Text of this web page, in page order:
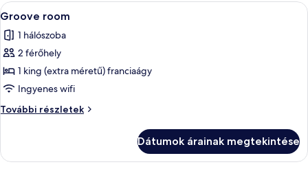
A
következő
szoba
összes
képének
megtekintése:
Groove
room
Egy modern hálószoba, melyben
8
Groove room
1 hálószoba
2 férőhely
1 king (extra méretű) franciaágy
Ingyenes wifi
További részletek
Groove
Dátumok árainak megtekintése